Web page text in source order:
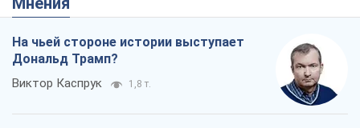
На чьей стороне истории выступает
Дональд Трамп?
Виктор Каспрук 1,8 т.